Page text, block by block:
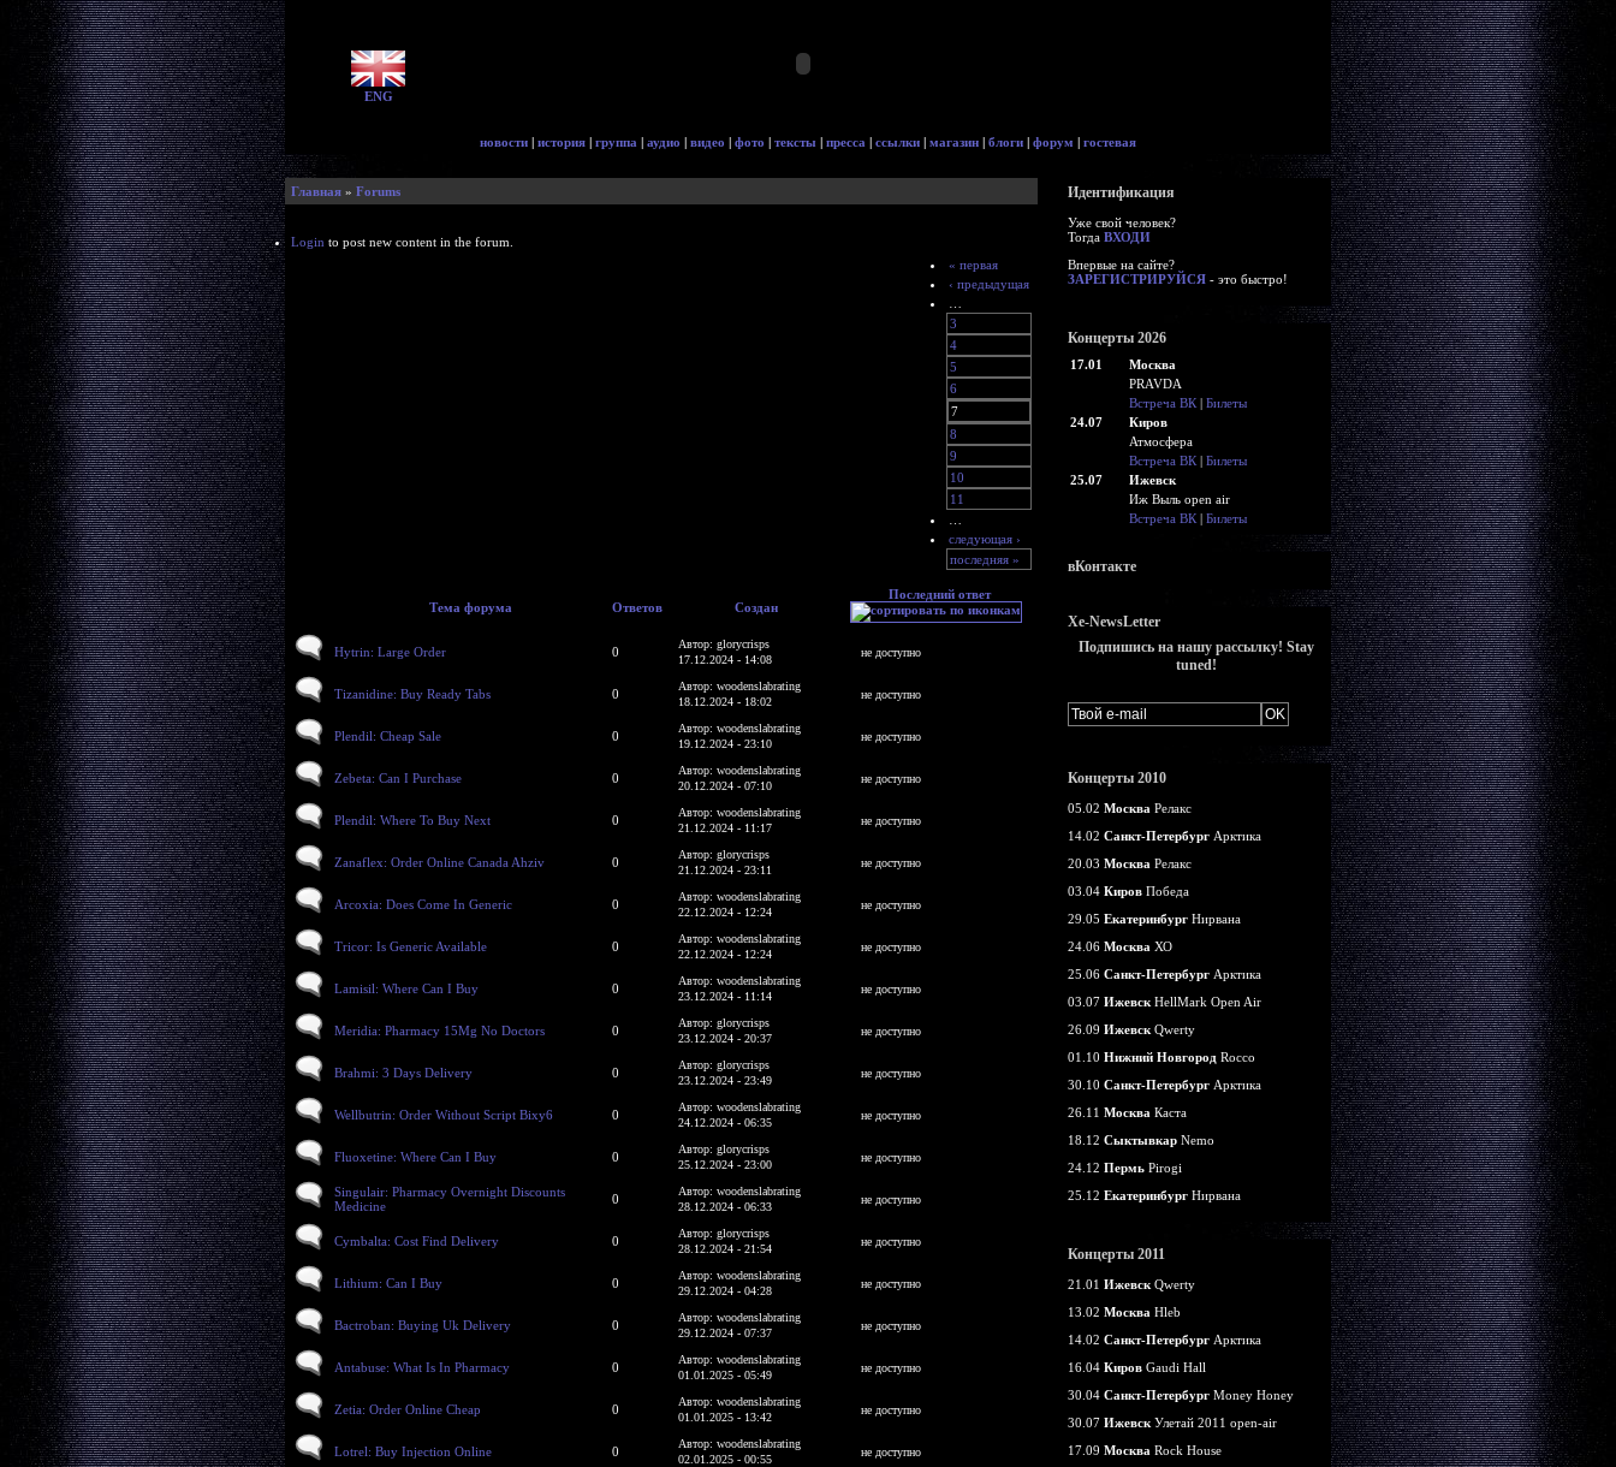
ENG
новости | история | группа | аудио | видео | фото | тексты | пресса | ссылки | магазин | блоги | форум | гостевая
Главная » Forums
Login to post new content in the forum.
« первая
‹ предыдущая
3
4
5
6
7
8
9
10
11
следующая ›
последняя »
Тема форума Ответов Создан
Последний ответ
Hytrin: Large Order 0
Автор: glorycrisps
17.12.2024 - 14:08
не доступно
Tizanidine: Buy Ready Tabs 0
Автор: woodenslabrating
18.12.2024 - 18:02
не доступно
Plendil: Cheap Sale 0
Автор: woodenslabrating
19.12.2024 - 23:10
не доступно
Zebeta: Can I Purchase 0
Автор: woodenslabrating
20.12.2024 - 07:10
не доступно
Plendil: Where To Buy Next 0
Автор: woodenslabrating
21.12.2024 - 11:17
не доступно
Zanaflex: Order Online Canada Ahziv 0
Автор: glorycrisps
21.12.2024 - 23:11
не доступно
Arcoxia: Does Come In Generic 0
Автор: woodenslabrating
22.12.2024 - 12:24
не доступно
Tricor: Is Generic Available 0
Автор: woodenslabrating
22.12.2024 - 12:24
не доступно
Lamisil: Where Can I Buy 0
Автор: woodenslabrating
23.12.2024 - 11:14
не доступно
Meridia: Pharmacy 15Mg No Doctors 0
Автор: glorycrisps
23.12.2024 - 20:37
не доступно
Brahmi: 3 Days Delivery 0
Автор: glorycrisps
23.12.2024 - 23:49
не доступно
Wellbutrin: Order Without Script Bixy6 0
Автор: woodenslabrating
24.12.2024 - 06:35
не доступно
Fluoxetine: Where Can I Buy 0
Автор: glorycrisps
25.12.2024 - 23:00
не доступно
Singulair: Pharmacy Overnight Discounts
Medicine
0
Автор: woodenslabrating
28.12.2024 - 06:33
не доступно
Cymbalta: Cost Find Delivery 0
Автор: glorycrisps
28.12.2024 - 21:54
не доступно
Lithium: Can I Buy 0
Автор: woodenslabrating
29.12.2024 - 04:28
не доступно
Bactroban: Buying Uk Delivery 0
Автор: woodenslabrating
29.12.2024 - 07:37
не доступно
Antabuse: What Is In Pharmacy 0
Автор: woodenslabrating
01.01.2025 - 05:49
не доступно
Zetia: Order Online Cheap 0
Автор: woodenslabrating
01.01.2025 - 13:42
не доступно
Lotrel: Buy Injection Online 0
Автор: woodenslabrating
02.01.2025 - 00:55
не доступно
Идентификация
Уже свой человек?
Тогда ВХОДИ
Впервые на сайте?
ЗАРЕГИСТРИРУЙСЯ - это быстро!
Концерты 2026
17.01
Москва
PRAVDA
Встреча ВК | Билеты
24.07
Киров
Атмосфера
Встреча ВК | Билеты
25.07
Ижевск
Иж Выль open air
Встреча ВК | Билеты
вКонтакте
Xe-NewsLetter
Подпишись на нашу рассылку! Stay
tuned!
Концерты 2010
05.02 Москва Релакс
14.02 Санкт-Петербург Арктика
20.03 Москва Релакс
03.04 Киров Победа
29.05 Екатеринбург Нирвана
24.06 Москва ХО
25.06 Санкт-Петербург Арктика
03.07 Ижевск HellMark Open Air
26.09 Ижевск Qwerty
01.10 Нижний Новгород Rocco
30.10 Санкт-Петербург Арктика
26.11 Москва Каста
18.12 Сыктывкар Nemo
24.12 Пермь Pirogi
25.12 Екатеринбург Нирвана
Концерты 2011
21.01 Ижевск Qwerty
13.02 Москва Hleb
14.02 Санкт-Петербург Арктика
16.04 Киров Gaudi Hall
30.04 Санкт-Петербург Money Honey
30.07 Ижевск Улетай 2011 open-air
17.09 Москва Rock House